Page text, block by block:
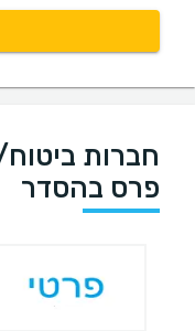
חברות
פרס בהסדר